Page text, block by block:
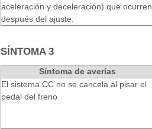
aceleración y deceleración) que ocurren
después del ajuste.
SÍNTOMA 3
Síntoma de averías
El sistema CC no se cancela al pisar el
pedal del freno